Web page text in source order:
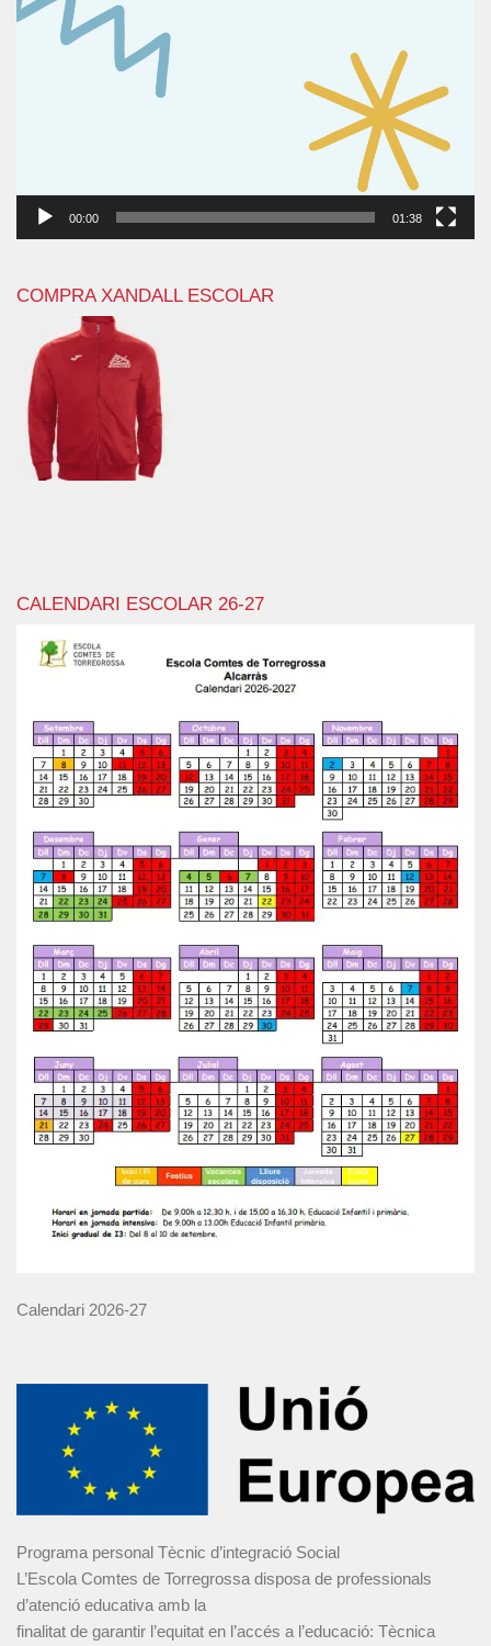
00:00 01:38
COMPRA XANDALL ESCOLAR
CALENDARI ESCOLAR 26-27
Calendari 2026-27
Programa personal Tècnic d’integració Social
L’Escola Comtes de Torregrossa disposa de professionals
d’atenció educativa amb la
finalitat de garantir l’equitat en l’accés a l’educació: Tècnica